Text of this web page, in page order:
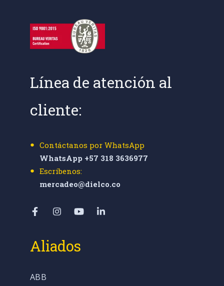
Línea de atención al
cliente:
Contáctanos por WhatsApp
WhatsApp +57 318 3636977
Escríbenos:
mercadeo@dielco.co
Aliados
ABB